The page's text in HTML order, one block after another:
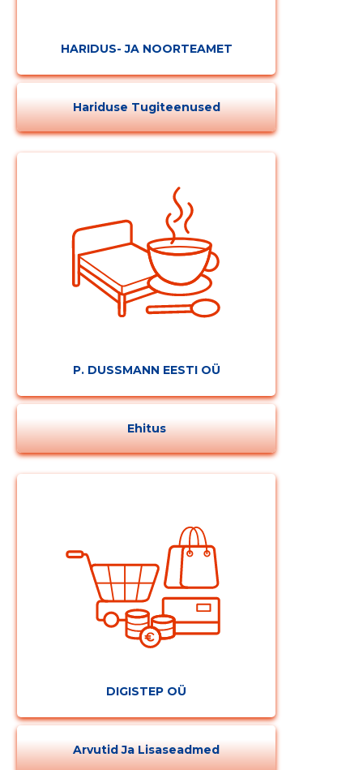
HARIDUS- JA NOORTEAMET
Hariduse Tugiteenused
P. DUSSMANN EESTI OÜ
Ehitus
DIGISTEP OÜ
Arvutid Ja Lisaseadmed
Muuda pildi
kirjeldust